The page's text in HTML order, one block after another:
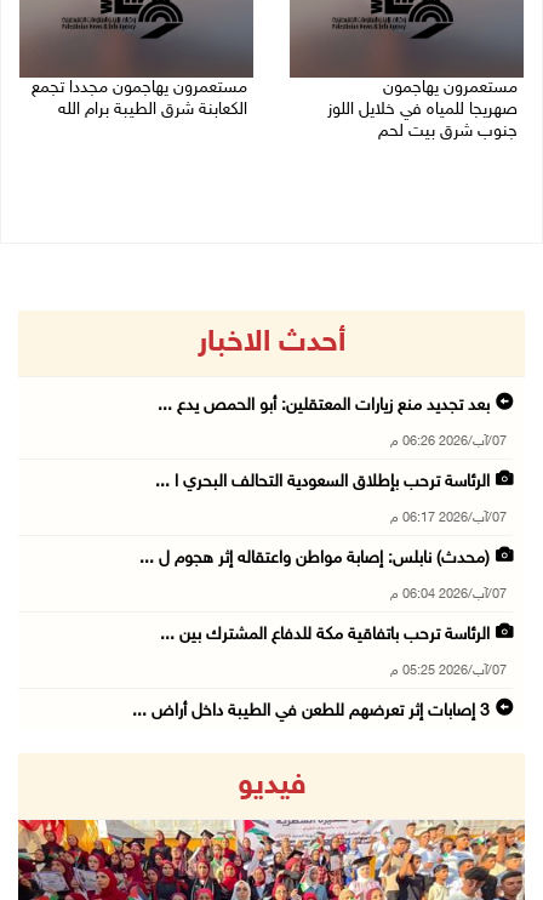
مستعمرون يهاجمون
صهريجا للمياه في خلايل اللوز
جنوب شرق بيت لحم
مستعمرون يهاجمون مجددا تجمع
الكعابنة شرق الطيبة برام الله
أحدث الاخبار
بعد تجديد منع زيارات المعتقلين: أبو الحمص يدع ...
07/آب/2026 06:26 م
الرئاسة ترحب بإطلاق السعودية التحالف البحري ا ...
07/آب/2026 06:17 م
(محدث) نابلس: إصابة مواطن واعتقاله إثر هجوم ل ...
07/آب/2026 06:04 م
الرئاسة ترحب باتفاقية مكة للدفاع المشترك بين ...
07/آب/2026 05:25 م
3 إصابات إثر تعرضهم للطعن في الطيبة داخل أراض ...
بيروت: اللجنة الفنية للمجلس الوطني تناقش التر ...
07/آب/2026 03:31 م
السعودية وتركيا وباكستان توقع اتفاقية مكة للد ...
فيديو